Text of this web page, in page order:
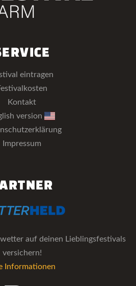
eintragen
Kontakt
version
Impressum
auf deinen Lieblingsfestivals
versichern!
Informationen